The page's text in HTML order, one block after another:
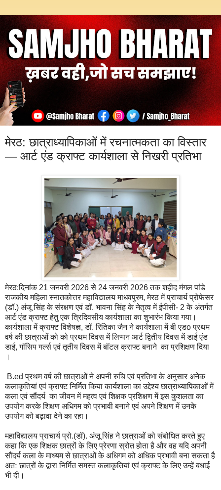
मेरठ: छात्राध्यापिकाओं में रचनात्मकता का विस्तार
— आर्ट एंड क्राफ्ट कार्यशाला से निखरी प्रतिभा
मेरठ:दिनांक 21 जनवरी 2026 से 24 जनवरी 2026 तक शहीद मंगल पांडे
राजकीय महिला स्नातकोत्तर महाविद्यालय माधवपुरम, मेरठ में प्राचार्य प्रोफेसर
(डॉ.) अंजू सिंह के संरक्षण एवं डॉ. भावना सिंह के नेतृत्व में ईपीसी- 2 के अंतर्गत
आर्ट एंड क्राफ्ट हेतु एक त्रिदिवसीय कार्यशाला का शुभारंभ किया गया।
कार्यशाला में क्राफ्ट विशेषज्ञ, डॉ. रितिका जैन ने कार्यशाला में बी एडo प्रथम
वर्ष की छात्राओं को को प्रथम दिवस में लिप्पन आर्ट द्वितीय दिवस में डाई एंड
डाई, गॉसिप गर्ल्स एवं तृतीय दिवस में बॉटल क्राफ्ट बनाने का प्रशिक्षण दिया
।
B.ed प्रथम वर्ष की छात्राओं ने अपनी रुचि एवं प्रतिभा के अनुसार अनेक
कलाकृतियां एवं क्राफ्ट निर्मित किया कार्यशाला का उद्देश्य छात्राध्यापिकाओं में
कला एवं सौंदर्य का जीवन में महत्व एवं शिक्षक प्रशिक्षण में इस कुशलता का
उपयोग करके शिक्षण अधिगम को प्रभावी बनाने एवं अपने शिक्षण में उनके
उपयोग को बढ़ावा देने का रहा।
महाविद्यालय प्राचार्य प्रो.(डॉ). अंजू सिंह ने छात्राओं को संबोधित करते हुए
कहा कि एक शिक्षक छात्रों के लिए प्रेरणा स्रोत होता है और वह यदि अपनी
सौंदर्य कला के माध्यम से छात्राओं के अधिगम को अधिक प्रभावी बना सकता है
अतः छात्रों के द्वारा निर्मित समस्त कलाकृतियां एवं क्राफ्ट के लिए उन्हें बधाई
भी दी।